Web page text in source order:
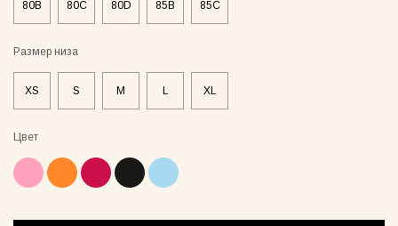
Lover Suit
Jacket Blush
8500грн
Сукня-чохол блонді
80B 80C 80D 85B 85C
Размер низа
XS S M L XL
Цвет